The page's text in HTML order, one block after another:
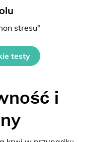
stresu"
testy
i